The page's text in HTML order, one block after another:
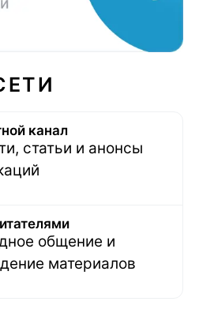
канал
статьи и анонсы
общение и
материалов